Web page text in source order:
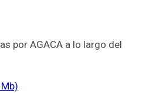
por AGACA a lo largo del